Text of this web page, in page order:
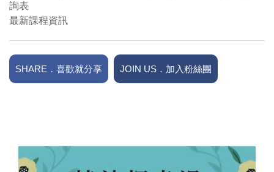
詢表
最新課程資訊
SHARE．喜歡就分享 JOIN US．加入粉絲團